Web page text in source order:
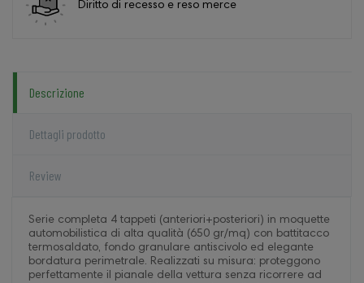
Diritto di recesso e reso merce
Descrizione
Dettagli prodotto
Review
Serie completa 4 tappeti (anteriori+posteriori) in moquette
automobilistica di alta qualità (650 gr/mq) con battitacco
termosaldato, fondo granulare antiscivolo ed elegante
bordatura perimetrale. Realizzati su misura: proteggono
perfettamente il pianale della vettura senza ricorrere ad